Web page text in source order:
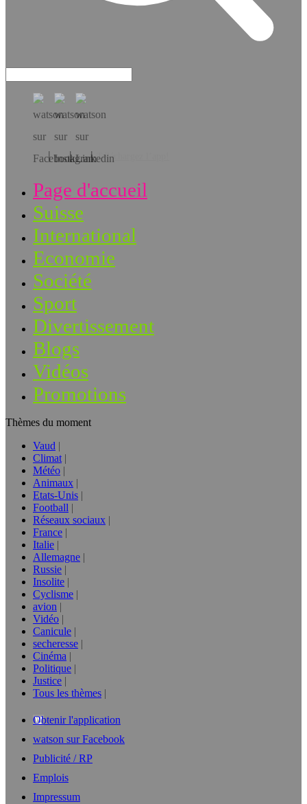
Téléchargez l’app!
Page d'accueil
Suisse
International
Economie
Société
Sport
Divertissement
Blogs
Vidéos
Promotions
Thèmes du moment
Vaud
Climat
Météo
Animaux
Etats-Unis
Football
Réseaux sociaux
France
Italie
Allemagne
Russie
Insolite
Cyclisme
avion
Vidéo
Canicule
secheresse
Cinéma
Politique
Justice
Tous les thèmes
Obtenir l'application
watson sur Facebook
Publicité / RP
Emplois
Impressum